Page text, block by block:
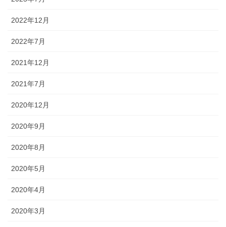
2022年12月
2022年7月
2021年12月
2021年7月
2020年12月
2020年9月
2020年8月
2020年5月
2020年4月
2020年3月